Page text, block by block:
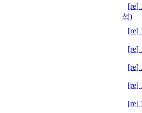
[re]
석)
[re]
[re]
[re]
[re]
[re]